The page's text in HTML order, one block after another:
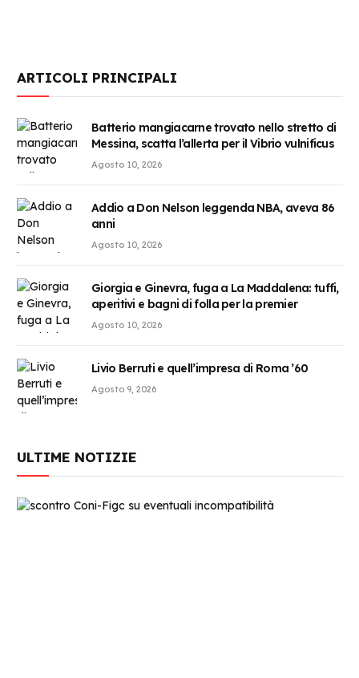
ARTICOLI PRINCIPALI
Batterio mangiacarne trovato nello stretto di
Messina, scatta l’allerta per il Vibrio vulnificus
Agosto 10, 2026
Addio a Don Nelson leggenda NBA, aveva 86
anni
Agosto 10, 2026
Giorgia e Ginevra, fuga a La Maddalena: tuffi,
aperitivi e bagni di folla per la premier
Agosto 10, 2026
Livio Berruti e quell’impresa di Roma ’60
Agosto 9, 2026
ULTIME NOTIZIE